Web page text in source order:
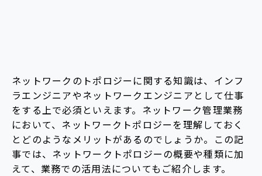
ネットワークのトポロジーに関する知識は、インフ
ラエンジニアやネットワークエンジニアとして仕事
をする上で必須といえます。ネットワーク管理業務
において、ネットワークトポロジーを理解しておく
とどのようなメリットがあるのでしょうか。この記
事では、ネットワークトポロジーの概要や種類に加
えて、業務での活用法についてもご紹介します。